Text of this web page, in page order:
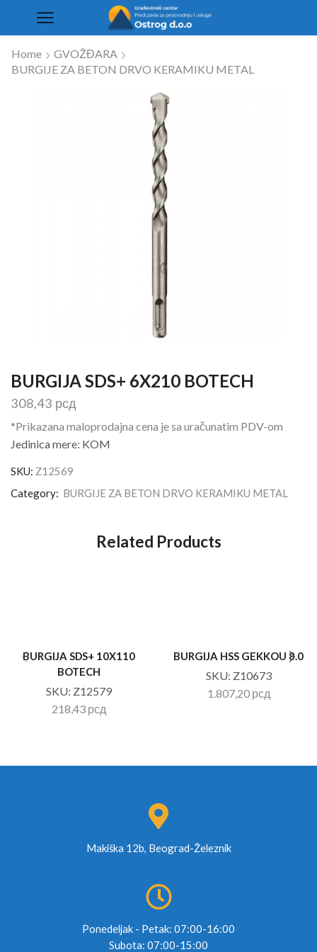
Home
GVOŽĐARA
BURGIJE ZA BETON DRVO KERAMIKU METAL
BURGIJA SDS+ 6X210 BOTECH
308,43 рсд
*Prikazana maloprodajna cena je sa uračunatim PDV-om
Jedinica mere: KOM
SKU: Z12569
Category: BURGIJE ZA BETON DRVO KERAMIKU METAL
Related Products
BURGIJA SDS+ 10X110
BOTECH
SKU: Z12579
218,43 рсд
BURGIJA HSS GEKKOU 8.0
SKU: Z10673
1.807,20 рсд
Makiška 12b, Beograd-Železnik
Ponedeljak - Petak: 07:00-16:00
Subota: 07:00-15:00